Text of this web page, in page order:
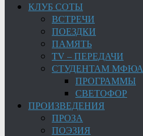
КЛУБ СОТЫ
ВСТРЕЧИ
ПОЕЗДКИ
ПАМЯТЬ
TV – ПЕРЕДАЧИ
СТУДЕНТАМ МФЮА
ПРОГРАММЫ
СВЕТОФОР
ПРОИЗВЕДЕНИЯ
ПРОЗА
ПОЭЗИЯ